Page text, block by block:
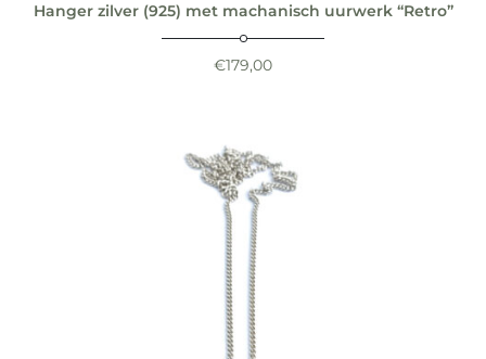
Hanger zilver (925) met machanisch uurwerk “Retro”
€179,00